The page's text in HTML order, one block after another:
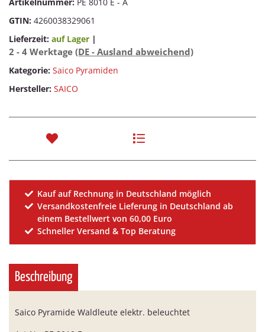
GTIN: 4260038329061
Lieferzeit: auf Lager |
2 - 4 Werktage (DE - Ausland abweichend)
Kategorie: Saico Pyramiden
Hersteller: SAICO
Kauf auf Rechnung in Deutschland möglich
Versandkostenfreie Lieferung in Deutschland ab
einem Bestellwert von 60,00 Euro
Schneller Versand & Top Beratung
Beschreibung
Saico Pyramide Waldleute elektr. beleuchtet